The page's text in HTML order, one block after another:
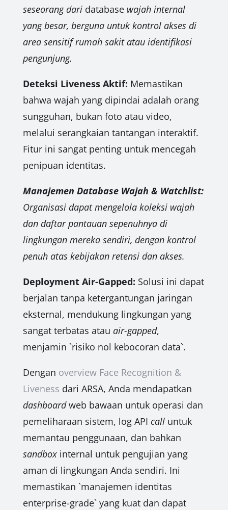
seseorang dari databasewajah internal
yang besar, berguna untuk kontrol akses di
area sensitif rumah sakit atau identifikasi
pengunjung.
Deteksi Liveness Aktif: Memastikan
bahwa wajah yang dipindai adalah orang
sungguhan, bukan foto atau video,
melalui serangkaian tantangan interaktif.
Fitur ini sangat penting untuk mencegah
penipuan identitas.
Manajemen Database Wajah & Watchlist:
Organisasi dapat mengelola koleksi wajah
dan daftar pantauan sepenuhnya di
lingkungan mereka sendiri, dengan kontrol
penuh atas kebijakan retensi dan akses.
Deployment Air-Gapped: Solusi ini dapat
berjalan tanpa ketergantungan jaringan
eksternal, mendukung lingkungan yang
sangat terbatas atau air-gapped,
menjamin `risiko nol kebocoran data`.
Dengan overview Face Recognition &
Liveness dari ARSA, Anda mendapatkan
dashboardweb bawaan untuk operasi dan
pemeliharaan sistem, log API calluntuk
memantau penggunaan, dan bahkan
sandboxinternal untuk pengujian yang
aman di lingkungan Anda sendiri. Ini
memastikan `manajemen identitas
enterprise-grade` yang kuat dan dapat